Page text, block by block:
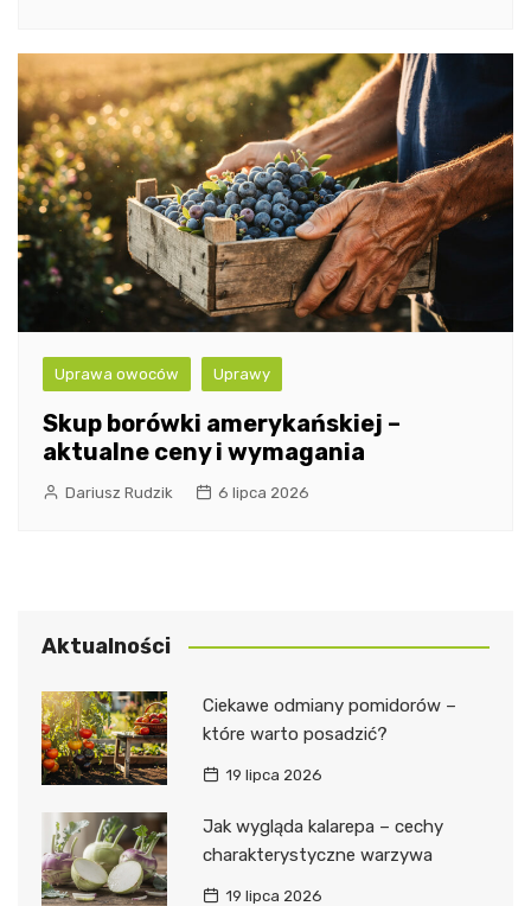
Uprawa owoców Uprawy
Skup borówki amerykańskiej –
aktualne ceny i wymagania
Dariusz Rudzik 6 lipca 2026
Aktualności
Ciekawe odmiany pomidorów –
które warto posadzić?
19 lipca 2026
Jak wygląda kalarepa – cechy
charakterystyczne warzywa
19 lipca 2026